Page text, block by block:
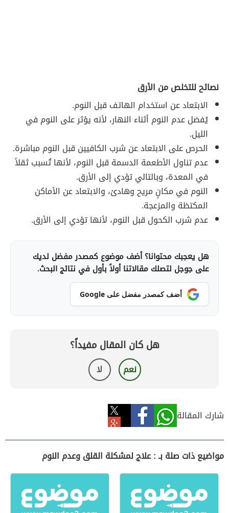
نصائح للتخلص من الأرق
الابتعاد عن استخدام الهاتف قبل النوم.
يُفضل عدم النوم أثناء النهار، لأنه يؤثر على النوم في
الليل.
الحرص على الابتعاد عن شرب الكافيين قبل النوم مباشرة.
عدم تناول الأطعمة الدسمة قبل النوم، لأنها تُسبب ثقلاً
في المعدة، وبالتالي تؤدي إلى الأرق.
النوم في مكانٍ مريح وهادئ، والابتعاد عن الأماكن
المكتظة والمزعجة.
عدم شرب الكحول قبل النوم، لأنها تؤدي إلى الأرق.
هل يعجبك محتوانا؟ أضف موضوع كمصدر مفضل لديك
على جوجل لتصلك مقالاتنا أولاً بأول في نتائج البحث.
أضف كمصدر مفضل على Google
هل كان المقال مفيداً؟
نعم لا
شارك المقالة
مواضيع ذات صلة بـ : علاج لمشكلة القلق وعدم النوم